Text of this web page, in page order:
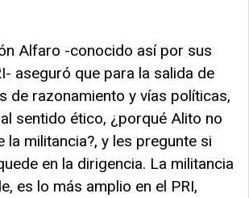
Alfaro -conocido así por sus
aseguró que para la salida de
de razonamiento y vías políticas,
sentido ético, ¿porqué Alito no
la militancia?, y les pregunte si
en la dirigencia. La militancia
es lo más amplio en el PRI,